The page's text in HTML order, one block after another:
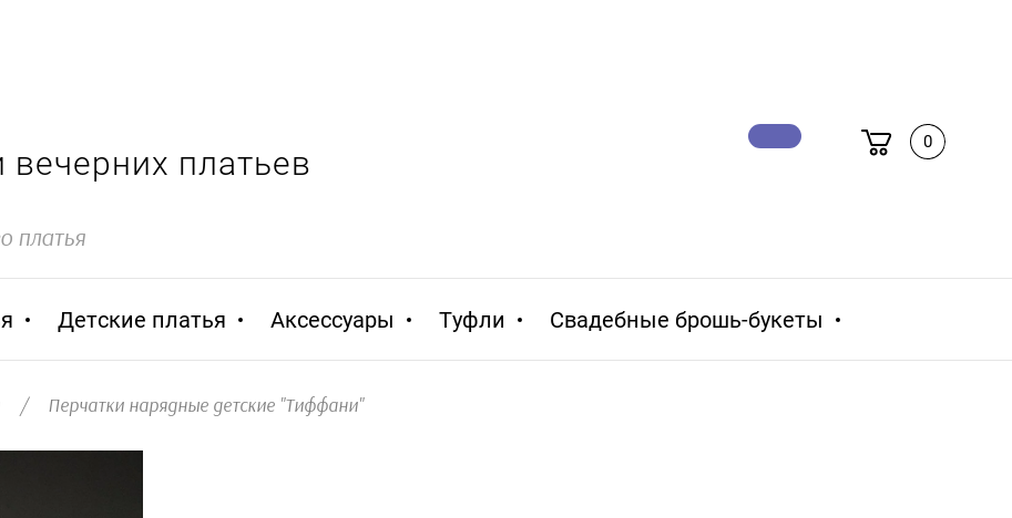
0
вечерних платьев
платья
Детские платья Аксессуары Туфли Свадебные брошь-букеты
/ Перчатки нарядные детские "Тиффани"